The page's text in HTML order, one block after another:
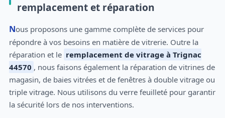
remplacement et réparation
Nous proposons une gamme complète de services pour
répondre à vos besoins en matière de vitrerie. Outre la
réparation et le remplacement de vitrage à Trignac
44570 , nous faisons également la réparation de vitrines de
magasin, de baies vitrées et de fenêtres à double vitrage ou
triple vitrage. Nous utilisons du verre feuilleté pour garantir
la sécurité lors de nos interventions.